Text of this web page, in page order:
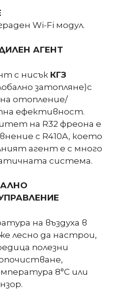
Wi-Fi модул.
АГЕНТ
с нисък КГЗ
затопляне)с
отопление/
ефективност.
на R32 фреона е
с R410A, което
агент е с много
система.
на въздуха в
лесно да настрои,
полезни
8°С или